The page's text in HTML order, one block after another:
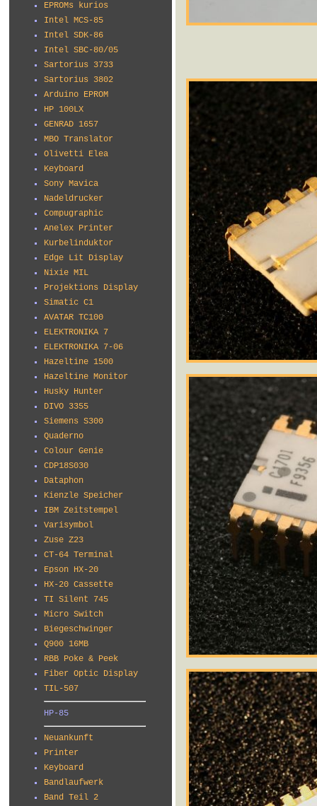
EPROMs kurios
Intel MCS-85
Intel SDK-86
Intel SBC-80/05
Sartorius 3733
Sartorius 3802
Arduino EPROM
HP 100LX
GENRAD 1657
MBO Translator
Olivetti Elea
Keyboard
Sony Mavica
Nadeldrucker
Compugraphic
Anelex Printer
Kurbelinduktor
Edge Lit Display
Nixie MIL
Projektions Display
Simatic C1
AVATAR TC100
ELEKTRONIKA 7
ELEKTRONIKA 7-06
Hazeltine 1500
Hazeltine Monitor
Husky Hunter
DIVO 3355
Siemens S300
Quaderno
Colour Genie
CDP18S030
Dataphon
Kienzle Speicher
IBM Zeitstempel
Varisymbol
Zuse Z23
CT-64 Terminal
Epson HX-20
HX-20 Cassette
TI Silent 745
Micro Switch
Biegeschwinger
Q900 16MB
RBB Poke & Peek
Fiber Optic Display
TIL-507
HP-85
Neuankunft
Printer
Keyboard
Bandlaufwerk
Band Teil 2